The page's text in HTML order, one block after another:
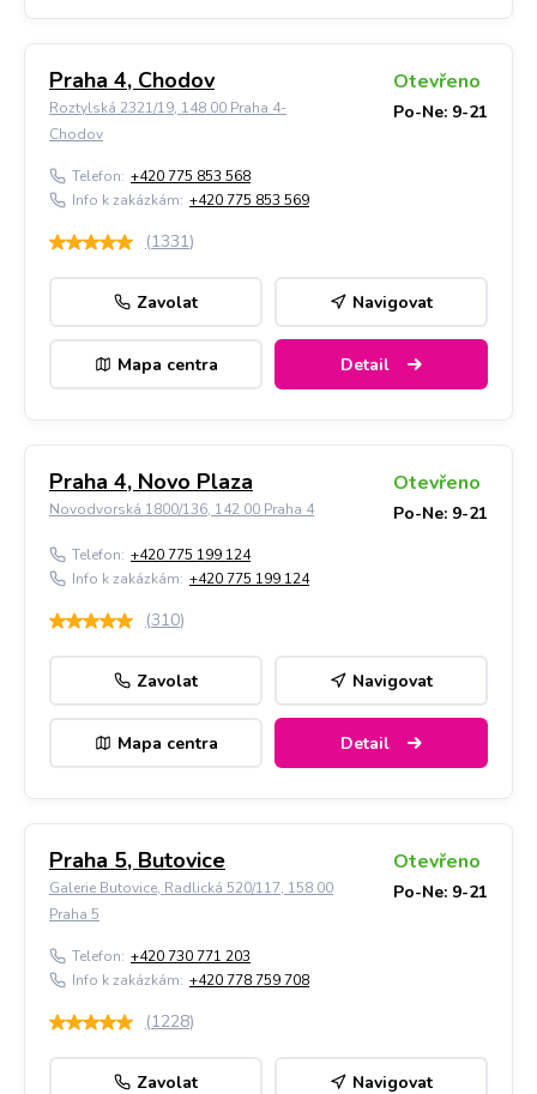
Praha 4, Chodov
Roztylská 2321/19, 148 00 Praha 4-
Chodov
Otevřeno
Po-Ne: 9-21
Telefon: +420 775 853 568
Info k zakázkám: +420 775 853 569
(1331)
Zavolat Navigovat
Mapa centra Detail
Praha 4, Novo Plaza
Novodvorská 1800/136, 142 00 Praha 4
Otevřeno
Po-Ne: 9-21
Telefon: +420 775 199 124
Info k zakázkám: +420 775 199 124
(310)
Zavolat Navigovat
Mapa centra Detail
Praha 5, Butovice
Galerie Butovice, Radlická 520/117, 158 00
Praha 5
Otevřeno
Po-Ne: 9-21
Telefon: +420 730 771 203
Info k zakázkám: +420 778 759 708
(1228)
Zavolat Navigovat